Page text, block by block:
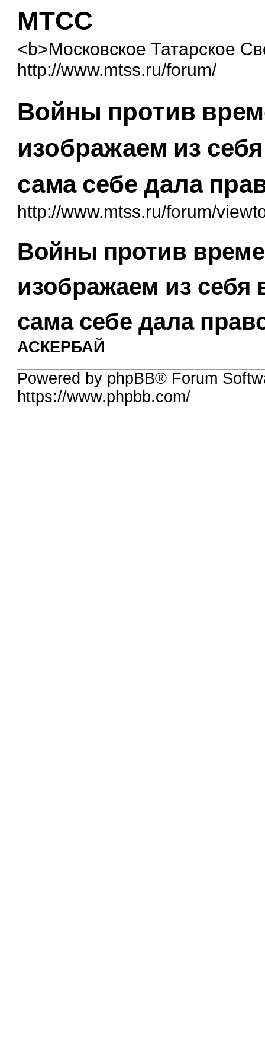
МТСС
<b>Московское Татарское
http://www.mtss.ru/forum/
Войны против
изображаем из
сама себе дала
http://www.mtss.ru/forum/
Войны против
изображаем из себя
сама себе дала
АСКЕРБАЙ
Powered by phpBB® Forum
https://www.phpbb.com/